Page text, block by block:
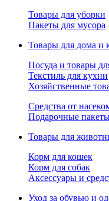
Товары для уборки
Пакеты для мусора
Товары для дома и
Посуда и товары
Текстиль для кухни
Хозяйственные
Средства от
Подарочные
Товары для
Корм для кошек
Корм для собак
Аксессуары и
Уход за обувью и